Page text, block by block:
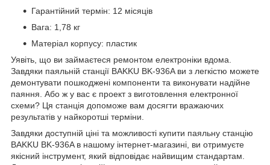
Гарантійний термін: 12 місяців
Вага: 1,78 кг
Матеріал корпусу: пластик
Уявіть, що ви займаєтеся ремонтом електроніки вдома.
Завдяки паяльній станції BAKKU BK-936A ви з легкістю можете
демонтувати пошкоджені компоненти та виконувати надійне
паяння. Або ж у вас є проект з виготовлення електронної
схеми? Ця станція допоможе вам досягти вражаючих
результатів у найкоротші терміни.
Завдяки доступній ціні та можливості купити паяльну станцію
BAKKU BK-936A в нашому інтернет-магазині, ви отримуєте
якісний інструмент, який відповідає найвищим стандартам.